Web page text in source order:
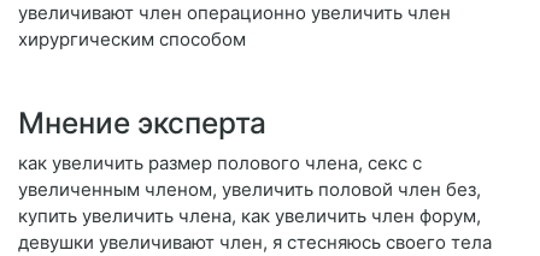
увеличивают член операционно увеличить член
хирургическим способом
Мнение эксперта
как увеличить размер полового члена, секс с
увеличенным членом, увеличить половой член без,
купить увеличить члена, как увеличить член форум,
девушки увеличивают член, я стесняюсь своего тела